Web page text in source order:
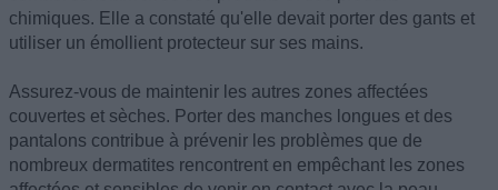
chimiques. Elle a constaté qu'elle devait porter des gants et
utiliser un émollient protecteur sur ses mains.
Assurez-vous de maintenir les autres zones affectées
couvertes et sèches. Porter des manches longues et des
pantalons contribue à prévenir les problèmes que de
nombreux dermatites rencontrent en empêchant les zones